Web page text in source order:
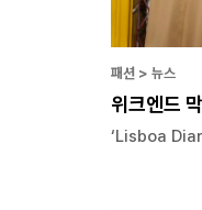
패션 > 뉴스
위크엔드
‘Lisboa